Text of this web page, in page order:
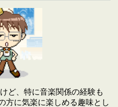
ど、特に音楽関係の経験も
方に気楽に楽しめる趣味とし